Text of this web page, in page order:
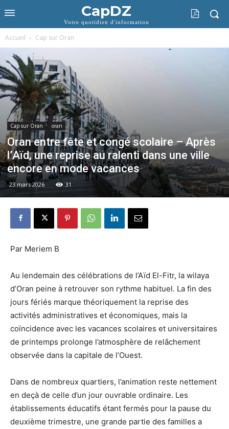
CapDZ
Votre quotidien d'information
Accueil Cap sur Oran
Cap sur Oran oran
Oran entre fête et congé scolaire – Après
l’Aïd, une reprise au ralenti dans une ville
encore en mode vacances
23 mars 2026 31
Par Meriem B
Au lendemain des célébrations de l’Aïd El-Fitr, la wilaya
d’Oran peine à retrouver son rythme habituel. La fin des
jours fériés marque théoriquement la reprise des
activités administratives et économiques, mais la
coïncidence avec les vacances scolaires et universitaires
de printemps prolonge l’atmosphère de relâchement
observée dans la capitale de l’Ouest.
Dans de nombreux quartiers, l’animation reste nettement
en deçà de celle d’un jour ouvrable ordinaire. Les
établissements éducatifs étant fermés pour la pause du
deuxième trimestre, une grande partie des familles a